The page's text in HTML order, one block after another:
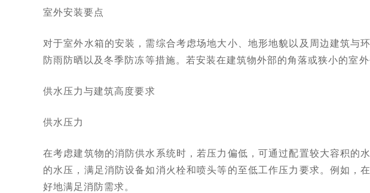
室外安装要点
对于室外水箱的安装，需综合考虑场地大小、地形地貌以及周边建筑与
防雨防晒以及冬季防冻等措施。若安装在建筑物外部的角落或狭小的室
供水压力与建筑高度要求
供水压力
在考虑建筑物的消防供水系统时，若压力偏低，可通过配置较大容积的
的水压，满足消防设备如消火栓和喷头等的至低工作压力要求。例如，
好地满足消防需求。